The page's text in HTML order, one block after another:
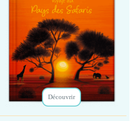
Découvrir